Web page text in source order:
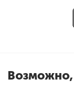
Возможно,